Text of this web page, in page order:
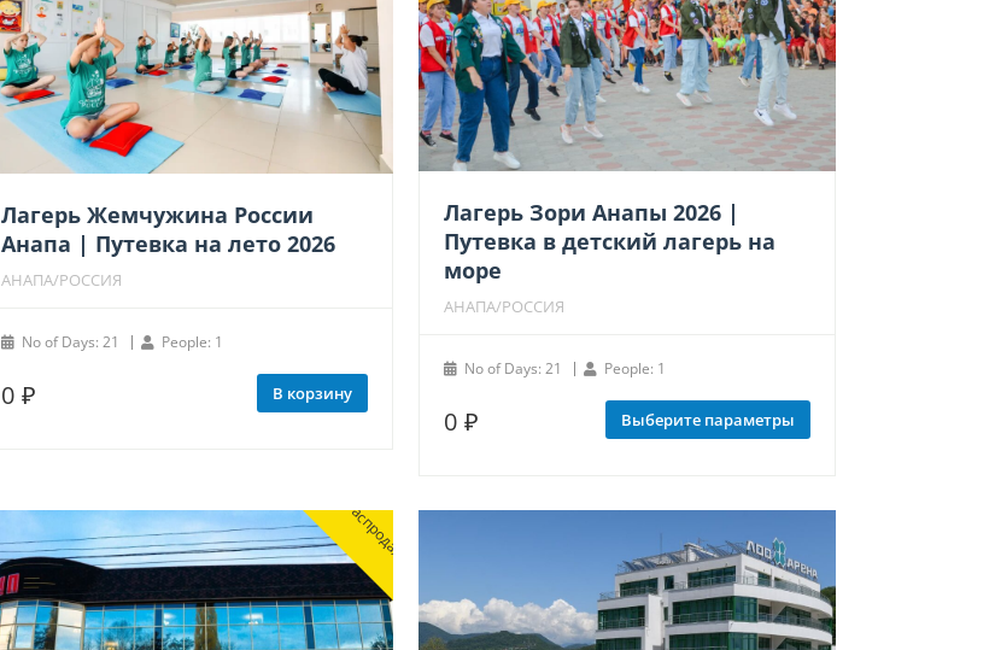
товара.
Лагерь Жемчужина России
Анапа | Путевка на лето 2026
АНАПА/РОССИЯ
No of Days: 21 People: 1
0 ₽ В корзину
Лагерь Зори Анапы 2026 |
Путевка в детский лагерь на
море
АНАПА/РОССИЯ
No of Days: 21 People: 1
0₽ Выберите параметры
вариаций.
странице
товара.
Распродажа